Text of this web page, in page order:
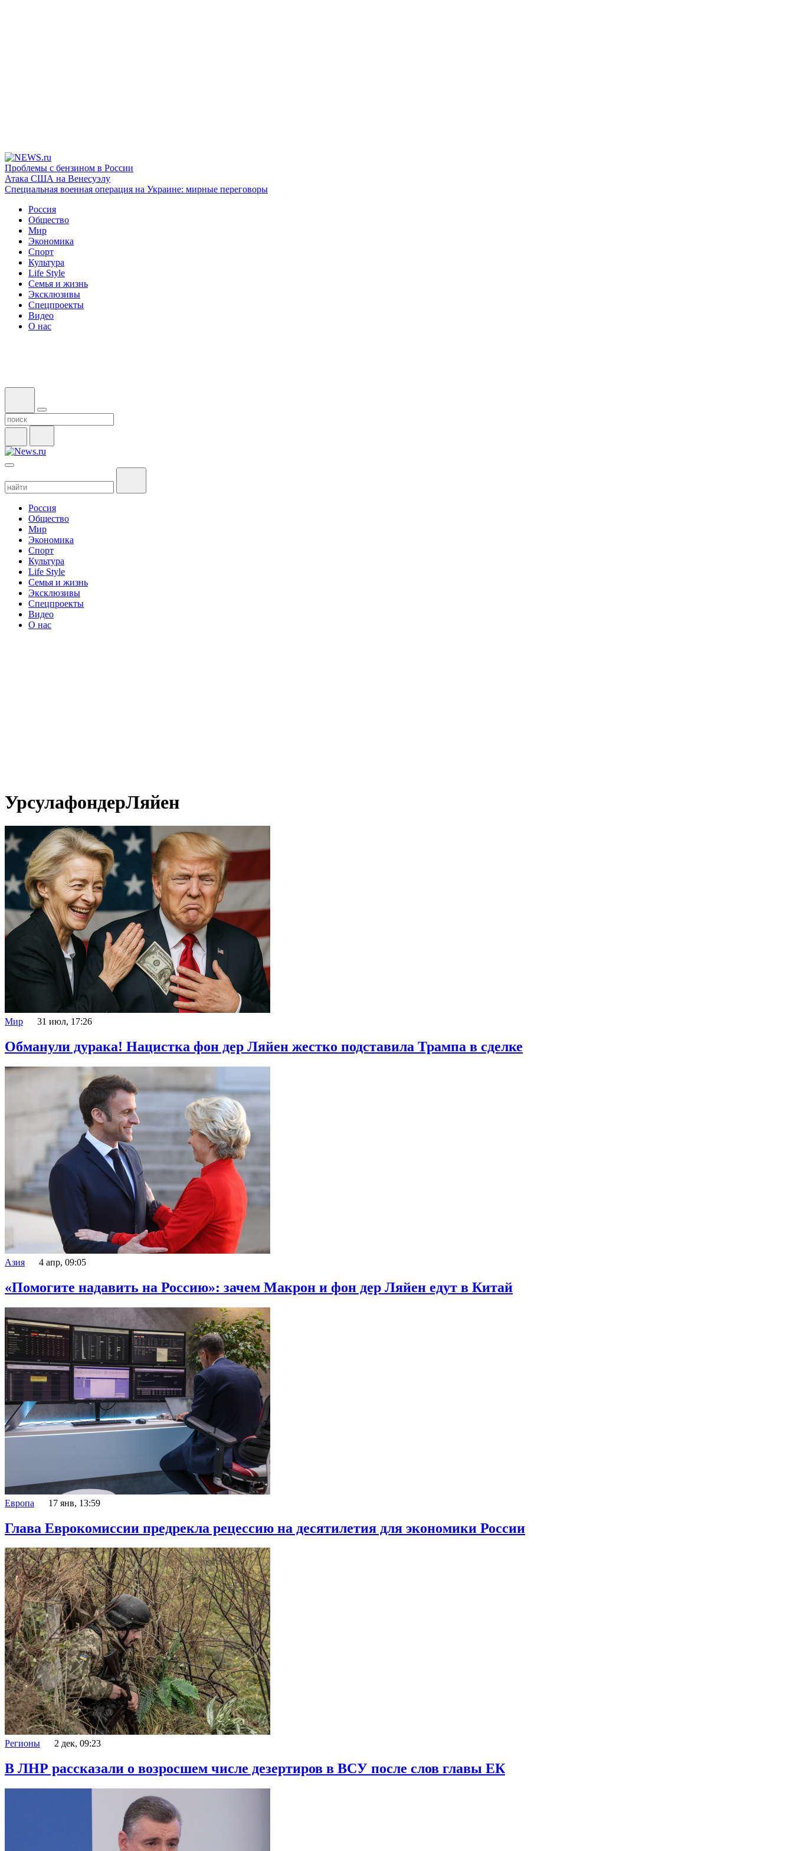
Проблемы с бензином в России
Атака США на Венесуэлу
Специальная военная операция на Украине: мирные переговоры
Россия
Общество
Мир
Экономика
Спорт
Культура
Life Style
Семья и жизнь
Эксклюзивы
Спецпроекты
Видео
О нас
Россия
Общество
Мир
Экономика
Спорт
Культура
Life Style
Семья и жизнь
Эксклюзивы
Спецпроекты
Видео
О нас
УрсулафондерЛяйен
Мир 31 июл, 17:26
Обманули дурака! Нацистка фон дер Ляйен жестко подставила Трампа в сделке
Азия 4 апр, 09:05
«Помогите надавить на Россию»: зачем Макрон и фон дер Ляйен едут в Китай
Европа 17 янв, 13:59
Глава Еврокомиссии предрекла рецессию на десятилетия для экономики России
Регионы 2 дек, 09:23
В ЛНР рассказали о возросшем числе дезертиров в ВСУ после слов главы ЕК